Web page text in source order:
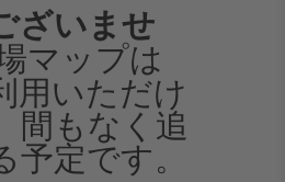
ざいませ
マップは
用いただけ
間もなく追
予定です。